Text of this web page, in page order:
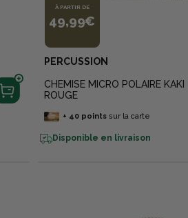
À PARTIR DE
49,99€
PERCUSSION
CHEMISE MICRO POLAIRE KAKI
ROUGE
+ 40pointssur la carte
Disponible en livraison